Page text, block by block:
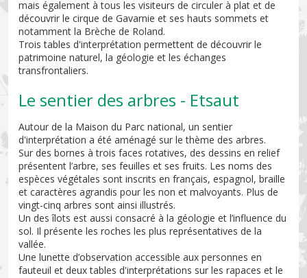
mais également à tous les visiteurs de circuler à plat et de
découvrir le cirque de Gavarnie et ses hauts sommets et
notamment la Brèche de Roland.
Trois tables d'interprétation permettent de découvrir le
patrimoine naturel, la géologie et les échanges
transfrontaliers.
Le sentier des arbres - Etsaut
Autour de la Maison du Parc national, un sentier
d'interprétation a été aménagé sur le thème des arbres.
Sur des bornes à trois faces rotatives, des dessins en relief
présentent l’arbre, ses feuilles et ses fruits. Les noms des
espèces végétales sont inscrits en français, espagnol, braille
et caractères agrandis pour les non et malvoyants. Plus de
vingt-cinq arbres sont ainsi illustrés.
Un des îlots est aussi consacré à la géologie et l’influence du
sol. Il présente les roches les plus représentatives de la
vallée.
Une lunette d’observation accessible aux personnes en
fauteuil et deux tables d'interprétations sur les rapaces et le